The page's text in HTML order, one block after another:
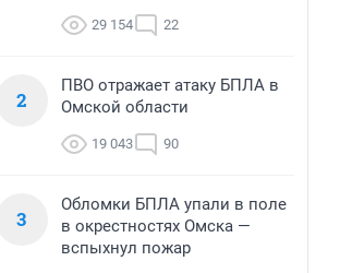
29 154 22
2
ПВО отражает атаку БПЛА в
Омской области
19 043 90
3
Обломки БПЛА упали в поле
в окрестностях Омска —
вспыхнул пожар